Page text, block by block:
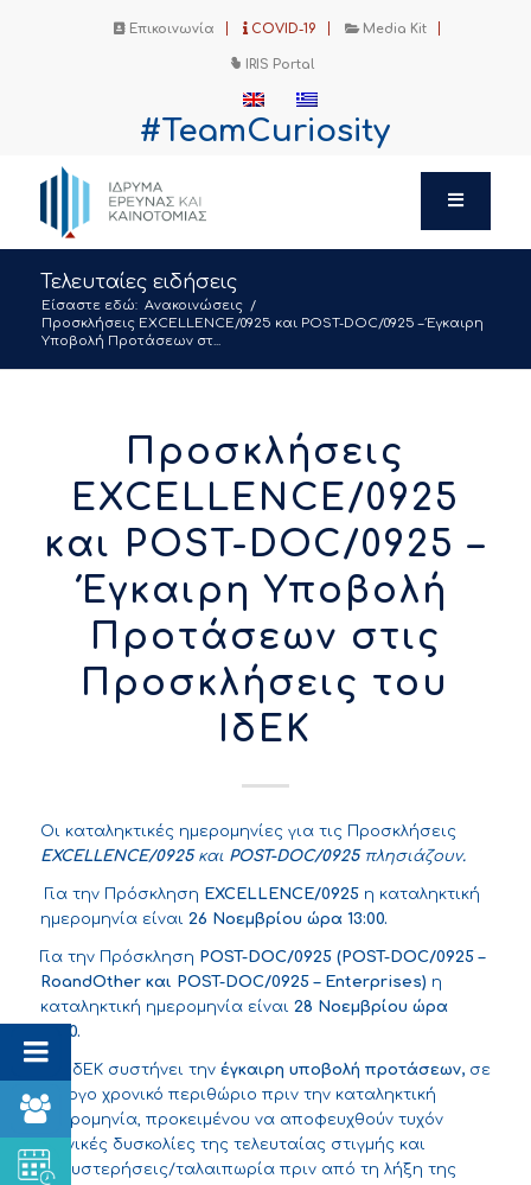
Επικοινωνία COVID-19 Media Kit
IRIS Portal
#TeamCuriosity
Τελευταίες ειδήσεις
Είσαστε εδώ: Ανακοινώσεις /
Προσκλήσεις EXCELLENCE/0925 και POST-DOC/0925 – Έγκαιρη
Υποβολή Προτάσεων στ...
Προσκλήσεις
EXCELLENCE/0925
και POST-DOC/0925 –
Έγκαιρη Υποβολή
Προτάσεων στις
Προσκλήσεις του
ΙδΕΚ
Οι καταληκτικές ημερομηνίες για τις Προσκλήσεις
EXCELLENCE/0925 και POST-DOC/0925 πλησιάζουν.
Για την Πρόσκληση EXCELLENCE/0925 η καταληκτική
ημερομηνία είναι 26 Νοεμβρίου ώρα 13:00.
Για την Πρόσκληση POST-DOC/0925 (POST-DOC/0925 –
RoandOtherκαι POST-DOC/0925 – Enterprises) η
καταληκτική ημερομηνία είναι 28 Νοεμβρίου ώρα
13:00.
Το ΙδΕΚ συστήνει την έγκαιρη υποβολή προτάσεων,σε
εύλογο χρονικό περιθώριο πριν την καταληκτική
ημερομηνία, προκειμένου να αποφευχθούν τυχόν
τεχνικές δυσκολίες της τελευταίας στιγμής και
καθυστερήσεις/ταλαιπωρία πριν από τη λήξη της